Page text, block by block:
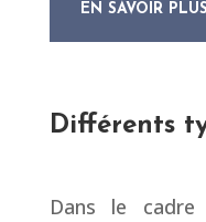
EN SAVOIR PLUS
Différents
Dans le